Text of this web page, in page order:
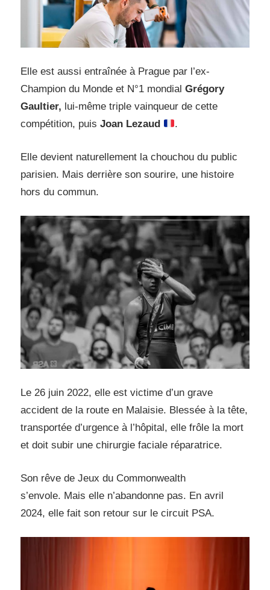
Elle est aussi entraînée à Prague par l’ex-
Champion du Monde et N°1 mondial Grégory
Gaultier, lui-même triple vainqueur de cette
compétition, puis Joan Lezaud .
Elle devient naturellement la chouchou du public
parisien. Mais derrière son sourire, une histoire
hors du commun.
Le 26 juin 2022, elle est victime d’un grave
accident de la route en Malaisie. Blessée à la tête,
transportée d’urgence à l’hôpital, elle frôle la mort
et doit subir une chirurgie faciale réparatrice.
Son rêve de Jeux du Commonwealth
s’envole. Mais elle n’abandonne pas. En avril
2024, elle fait son retour sur le circuit PSA.